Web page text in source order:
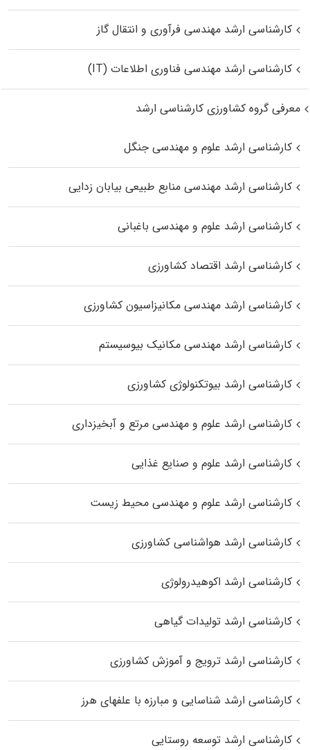
کارشناسی ارشد مهندسی فرآوری و انتقال گاز
کارشناسی ارشد مهندسی فناوری اطلاعات (IT)
معرفی گروه کشاورزی کارشناسی ارشد
کارشناسی ارشد علوم و مهندسی جنگل
کارشناسی ارشد مهندسی منابع طبیعی بیابان زدایی
کارشناسی ارشد علوم و مهندسی باغبانی
کارشناسی ارشد اقتصاد کشاورزی
کارشناسی ارشد مهندسی مکانیزاسیون کشاورزی
کارشناسی ارشد مهندسی مکانیک بیوسیستم
کارشناسی ارشد بیوتکنولوژی کشاورزی
کارشناسی ارشد علوم و مهندسی مرتع و آبخیزداری
کارشناسی ارشد علوم و صنایع غذایی
کارشناسی ارشد علوم و مهندسی محیط زیست
کارشناسی ارشد هواشناسی کشاورزی
کارشناسی ارشد اکوهیدرولوژی
کارشناسی ارشد تولیدات گیاهی
کارشناسی ارشد ترویج و آموزش کشاورزی
کارشناسی ارشد شناسایی و مبارزه با علفهای هرز
کارشناسی ارشد توسعه روستایی